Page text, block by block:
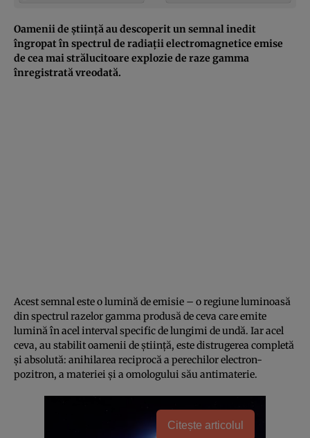
Oamenii de știință au descoperit un semnal inedit
îngropat în spectrul de radiații electromagnetice emise
de cea mai strălucitoare explozie de raze gamma
înregistrată vreodată.
Acest semnal este o lumină de emisie – o regiune luminoasă
din spectrul razelor gamma produsă de ceva care emite
lumină în acel interval specific de lungimi de undă. Iar acel
ceva, au stabilit oamenii de știință, este distrugerea completă
și absolută: anihilarea reciprocă a perechilor electron-
pozitron, a materiei și a omologului său antimaterie.
Citește articolul